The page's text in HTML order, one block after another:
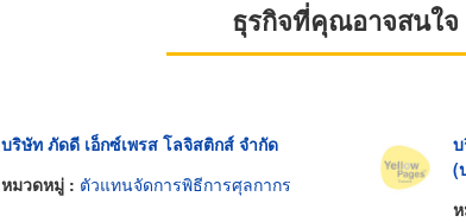
ธุรกิจที่คุณอาจสนใจ
บริษัท ภัดดี เอ็กซ์เพรส โลจิสติกส์ จำกัด
หมวดหมู่ : ตัวแทนจัดการพิธีการศุลกากร
(